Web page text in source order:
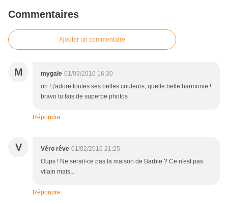
Commentaires
Ajouter un commentaire
M mygale 01/03/2016 16:30
oh ! j'adore toutes ses belles couleurs, quelle belle harmonie !
bravo tu fais de superbe photos
Répondre
V Véro rêve 01/02/2016 21:25
Oups ! Ne serait-ce pas la maison de Barbie ? Ce n'est pas
vilain mais...
Répondre